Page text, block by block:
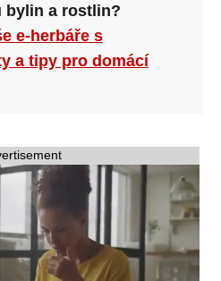
bylin a rostlin?
e-herbáře s
a tipy pro domácí